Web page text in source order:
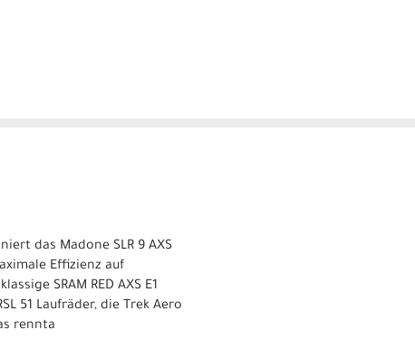
das Madone SLR 9 AXS
Effizienz auf
SRAM RED AXS E1
51 Laufräder, die Trek Aero
rennta